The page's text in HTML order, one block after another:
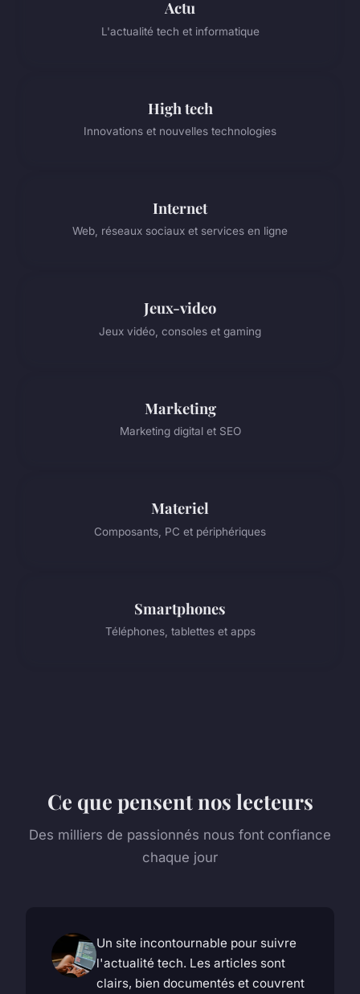
Actu
L'actualité tech et informatique
High tech
Innovations et nouvelles technologies
Internet
Web, réseaux sociaux et services en ligne
Jeux-video
Jeux vidéo, consoles et gaming
Marketing
Marketing digital et SEO
Materiel
Composants, PC et périphériques
Smartphones
Téléphones, tablettes et apps
Ce que pensent nos lecteurs
Des milliers de passionnés nous font confiance
chaque jour
Un site incontournable pour suivre
l'actualité tech. Les articles sont
clairs, bien documentés et couvrent